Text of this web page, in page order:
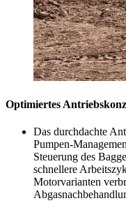
Optimiertes
Das durchdachte
Pumpen-
Steuerung des
schnellere
Motorvarianten